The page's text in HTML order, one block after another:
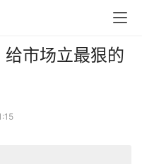
市场立最狠的